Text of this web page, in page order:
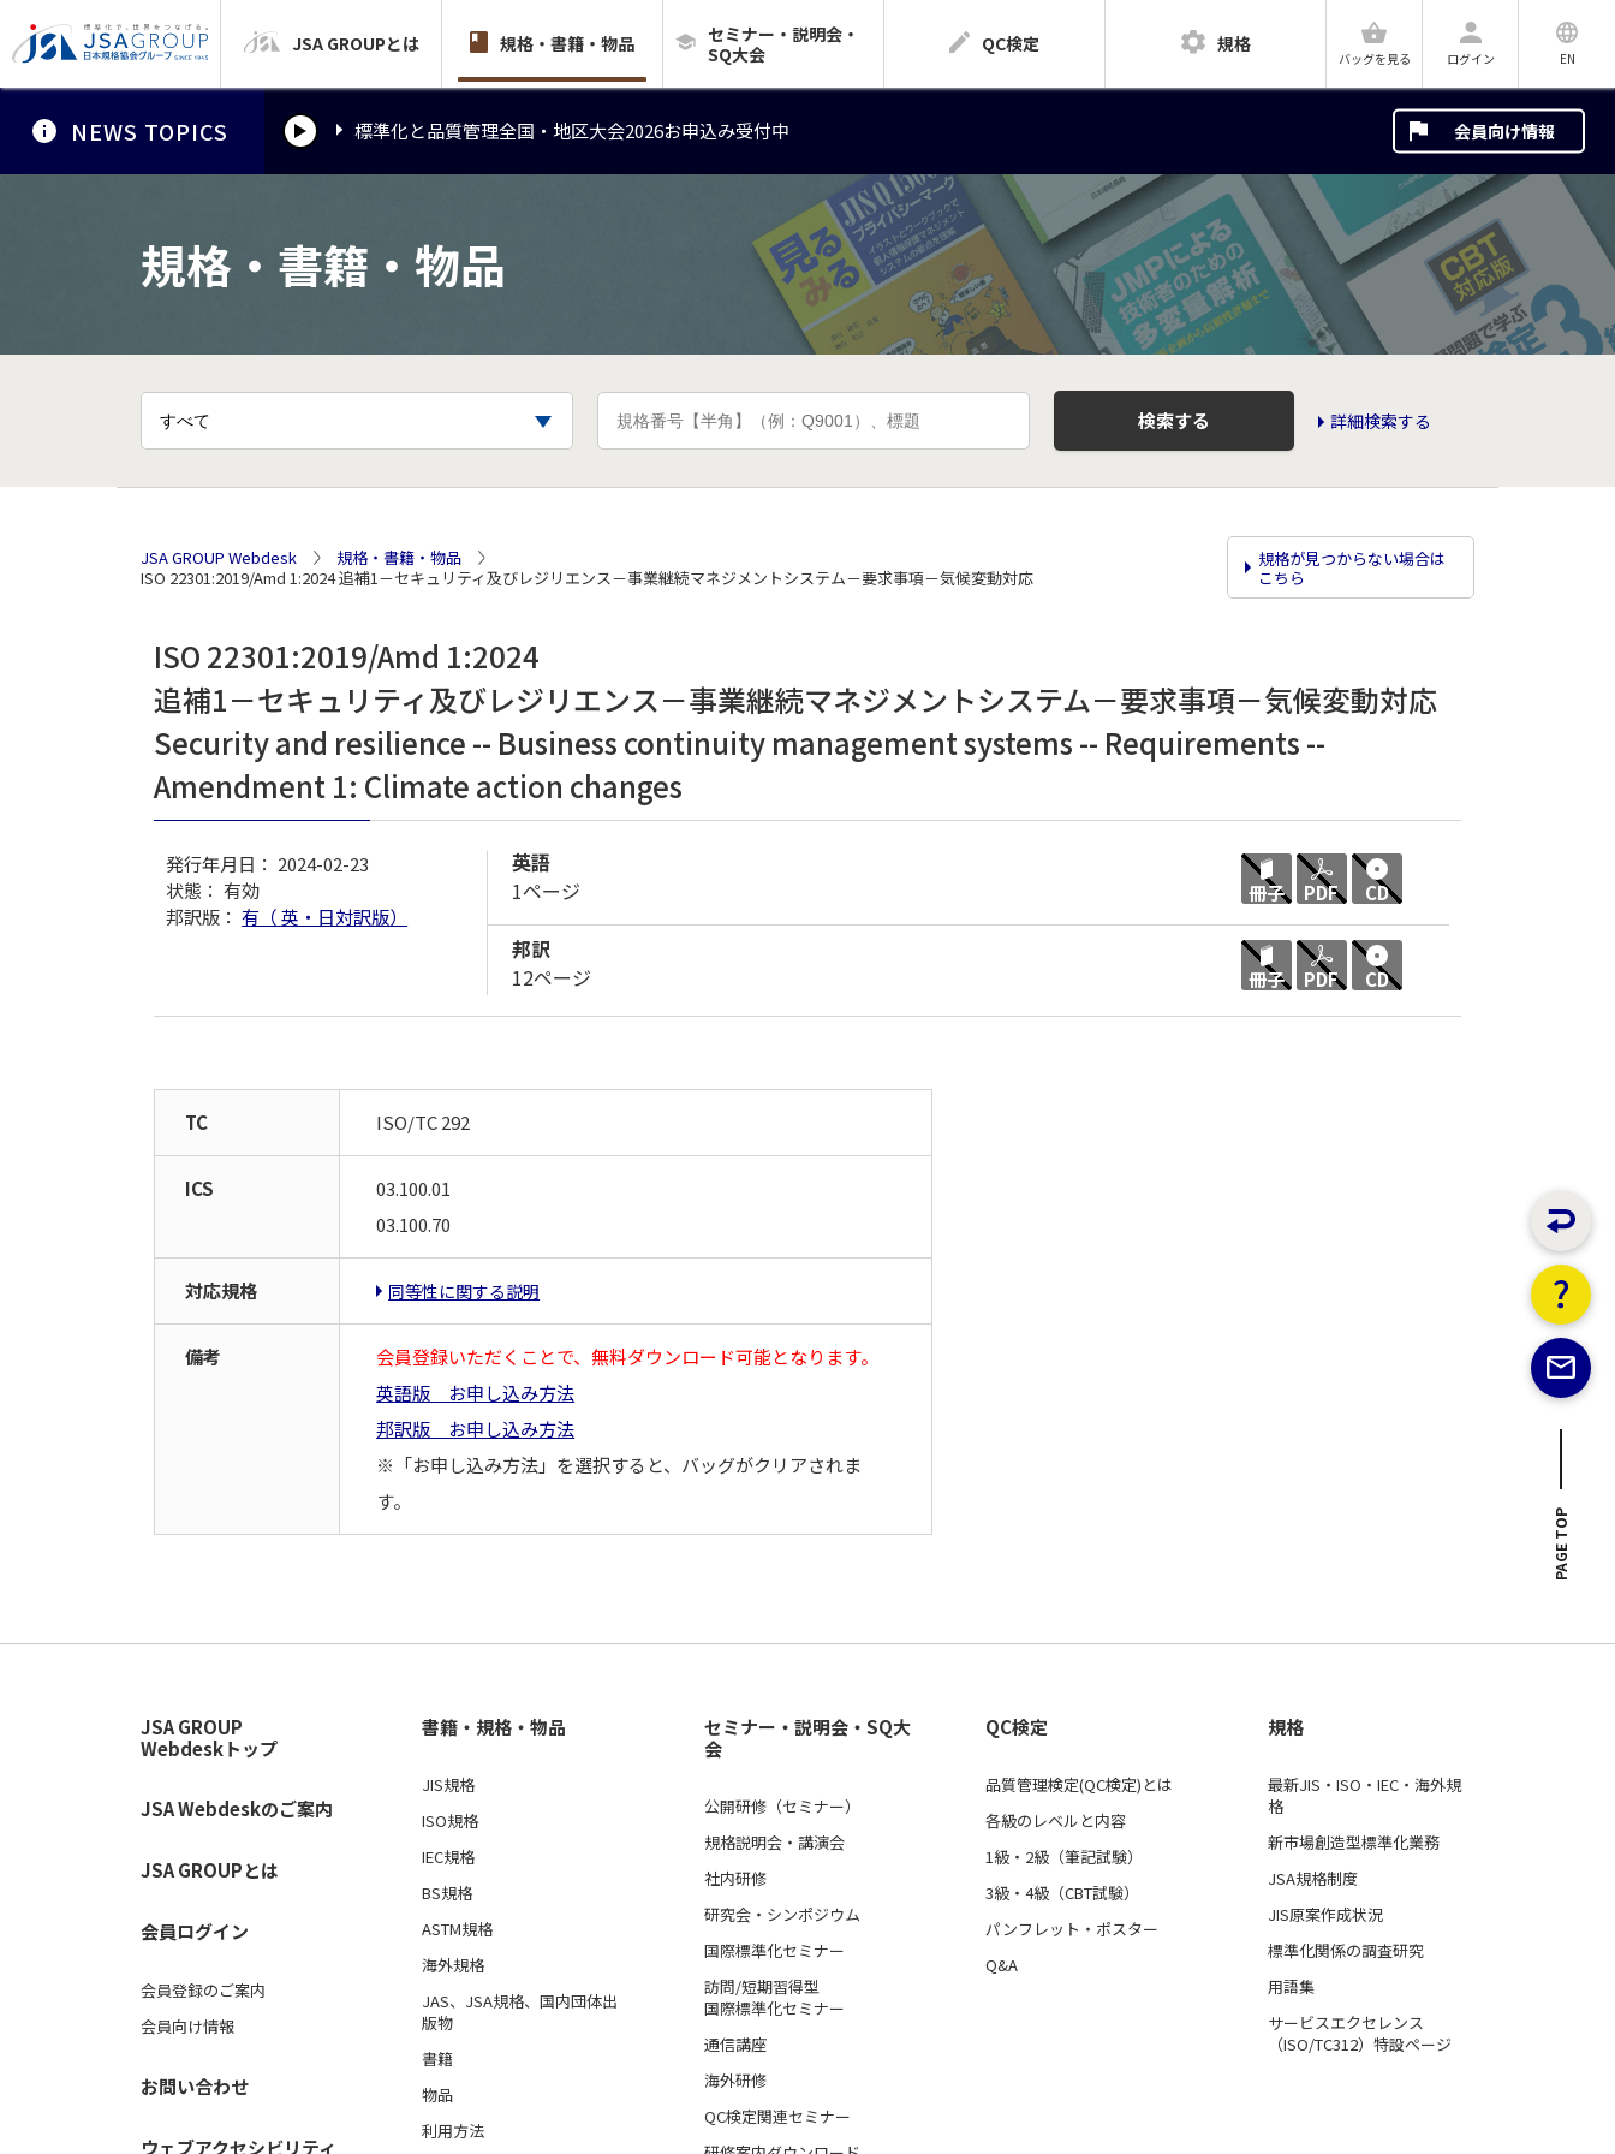
JSA GROUPとは 規格・書籍・物品
セミナー・説明会・
SQ大会
QC検定 規格
バッグを見る ログイン EN
NEWS TOPICS
標準化と品質管理全国・地区大会2026お申込み受付中
標準化と品質管理全国・地区大会2026お申込み受付中
標準化と品質管理全国・地区大会2026お申込み受付中
会員向け情報
規格・書籍・物品
検索する 詳細検索する
JSA GROUP Webdesk
規格・書籍・物品
ISO 22301:2019/Amd 1:2024 追補1－セキュリティ及びレジリエンス－事業継続マネジメントシステム－要求事項－気候変動対応
規格が見つからない場合は
こちら
ISO 22301:2019/Amd 1:2024
追補1－セキュリティ及びレジリエンス－事業継続マネジメントシステム－要求事項－気候変動対応
Security and resilience -- Business continuity management systems -- Requirements --
Amendment 1: Climate action changes
発行年月日： 2024-02-23
状態：有効
邦訳版：有（ 英・日対訳版）
英語
1ページ
冊子 PDF CD
邦訳
12ページ
冊子 PDF CD
TC ISO/TC 292
ICS
03.100.01
03.100.70
対応規格 同等性に関する説明
備考
会員登録いただくことで、無料ダウンロード可能となります。
英語版 お申し込み方法
邦訳版 お申し込み方法
※「お申し込み方法」を選択すると、バッグがクリアされま
す。
JSA GROUP
Webdeskトップ
JSA Webdeskのご案内
JSA GROUPとは
会員ログイン
会員登録のご案内
会員向け情報
お問い合わせ
ウェブアクセシビリティ
書籍・規格・物品
JIS規格
ISO規格
IEC規格
BS規格
ASTM規格
海外規格
JAS、JSA規格、国内団体出
版物
書籍
物品
利用方法
セミナー・説明会・SQ大
会
公開研修（セミナー）
規格説明会・講演会
社内研修
研究会・シンポジウム
国際標準化セミナー
訪問/短期習得型
国際標準化セミナー
通信講座
海外研修
QC検定関連セミナー
QC検定
品質管理検定(QC検定)とは
各級のレベルと内容
1級・2級（筆記試験）
3級・4級（CBT試験）
パンフレット・ポスター
Q&A
規格
最新JIS・ISO・IEC・海外規
格
新市場創造型標準化業務
JSA規格制度
JIS原案作成状況
標準化関係の調査研究
用語集
サービスエクセレンス
（ISO/TC312）特設ページ
PAGE TOP